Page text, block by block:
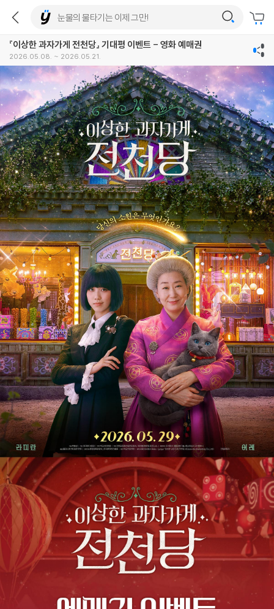
『이상한 과자가게 전천당』 기대평 이벤트 - 영화 예매권
2026.05.08. ~ 2026.05.21.